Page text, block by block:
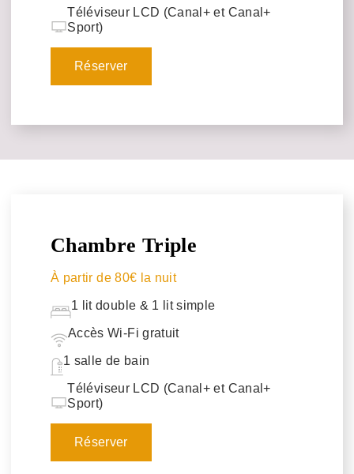
Téléviseur LCD (Canal+ et Canal+
Sport)
Réserver
Chambre Triple
À partir de 80€ la nuit
1 lit double & 1 lit simple
Accès Wi-Fi gratuit
1 salle de bain
Téléviseur LCD (Canal+ et Canal+
Sport)
Réserver